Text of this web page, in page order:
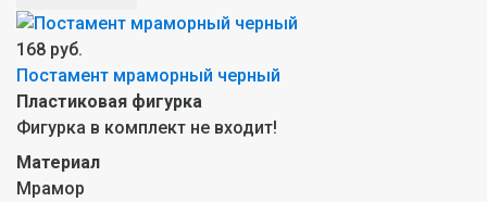
168 руб.
Постамент мраморный черный
Пластиковая фигурка
Фигурка в комплект не входит!
Материал
Мрамор